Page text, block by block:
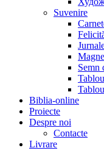
Suvenire
Semn
Biblia-online
Proiecte
Despre noi
Contacte
Livrare